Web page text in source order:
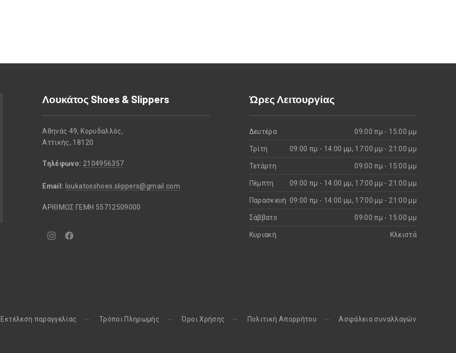
Λουκάτος Shoes & Slippers
Αθηνάς 49, Κορυδαλλός,
Αττικής, 18120
Τηλέφωνο: 2104956357
Email: loukatosshoes.slippers@gmail.com
ΑΡΙΘΜΟΣ ΓΕΜΗ 55712509000
Νέο
Νέο
Ώρες Λειτουργίας
Δευτέρα 09:00 πμ - 15:00 μμ
Τρίτη 09:00 πμ - 14:00 μμ, 17:00 μμ - 21:00 μμ
Τετάρτη 09:00 πμ - 15:00 μμ
Πέμπτη 09:00 πμ - 14:00 μμ, 17:00 μμ - 21:00 μμ
Παρασκευή 09:00 πμ - 14:00 μμ, 17:00 μμ - 21:00 μμ
Σάββατο 09:00 πμ - 15:00 μμ
Κυριακή Kλειστά
Εκτέλεση παραγγελίας Τρόποι Πληρωμής Όροι Χρήσης Πολιτική Απορρήτου Aσφάλεια συναλλαγών